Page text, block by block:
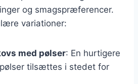
og smagspræferencer.
variationer:
med pølser: En hurtigere
tilsættes i stedet for